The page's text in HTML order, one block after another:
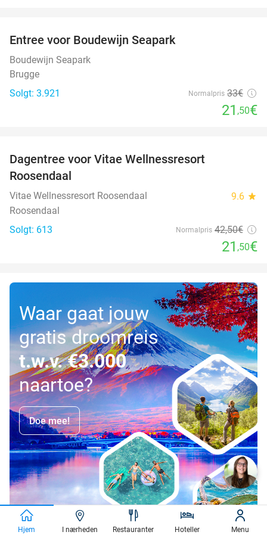
Entree voor Boudewijn Seapark
Boudewijn Seapark
Brugge
Solgt: 3.921
Normalpris 33€
21 ,50€
Dagentree voor Vitae Wellnessresort
Roosendaal
Vitae Wellnessresort Roosendaal 9.6 star
Roosendaal
Solgt: 613
Normalpris 42,50€
21 ,50€
Waar gaat jouw
gratis droomreis
t.w.v. €3.000
naartoe?
Doe mee!
Hjem I nærheden Restauranter Hoteller Menu